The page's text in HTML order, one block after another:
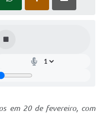
em 20 de fevereiro, com